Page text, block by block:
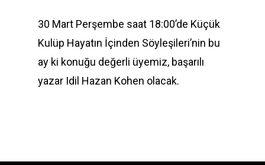
30 Mart Perşembe saat 18:00’de Küçük
Kulüp Hayatın İçinden Söyleşileri’nin bu
ay ki konuğu değerli üyemiz, başarılı
yazar Idil Hazan Kohen olacak.